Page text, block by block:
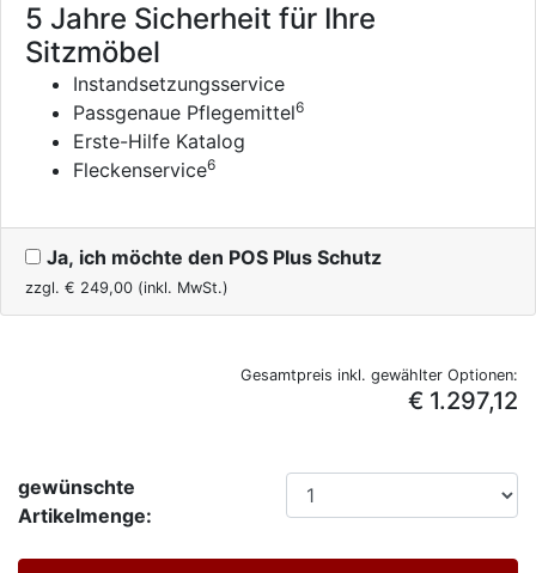
5 Jahre Sicherheit für Ihre
Sitzmöbel
Instandsetzungsservice
Passgenaue Pflegemittel6
Erste-Hilfe Katalog
Fleckenservice6
Ja, ich möchte den POS Plus Schutz
zzgl. € 249,00 (inkl. MwSt.)
Gesamtpreis inkl. gewählter Optionen:
€ 1.297,12
gewünschte
Artikelmenge: